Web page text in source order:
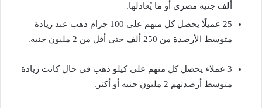
ألف جنيه مصري أو ما يُعادلها.
25 عميلًا يحصل كل منهم على 100 جرام ذهب عند زيادة
متوسط الأرصدة من 250 ألف حتى أقل من 2 مليون جنيه.
3 عملاء يحصل كل منهم على كيلو ذهب في حال كانت زيادة
متوسط أرصدتهم 2 مليون جنيه أو أكثر.